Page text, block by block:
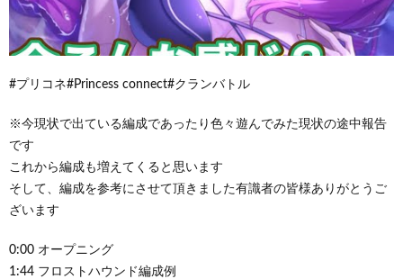
#プリコネ#Princess connect#クランバトル
※今現状で出ている編成であったり色々遊んでみた現状の途中報告
です
これから編成も増えてくると思います
そして、編成を参考にさせて頂きました有識者の皆様ありがとうご
ざいます
0:00 オープニング
1:44 フロストハウンド編成例